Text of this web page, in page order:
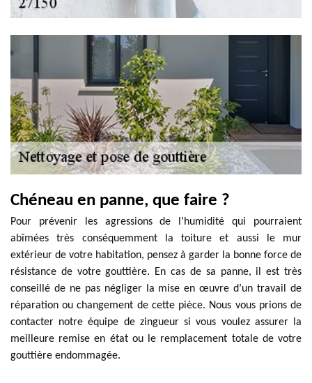
Chéneau en panne, que faire ?
Pour prévenir les agressions de l’humidité qui pourraient
abîmées très conséquemment la toiture et aussi le mur
extérieur de votre habitation, pensez à garder la bonne force de
résistance de votre gouttière. En cas de sa panne, il est très
conseillé de ne pas négliger la mise en œuvre d’un travail de
réparation ou changement de cette pièce. Nous vous prions de
contacter notre équipe de zingueur si vous voulez assurer la
meilleure remise en état ou le remplacement totale de votre
gouttière endommagée.